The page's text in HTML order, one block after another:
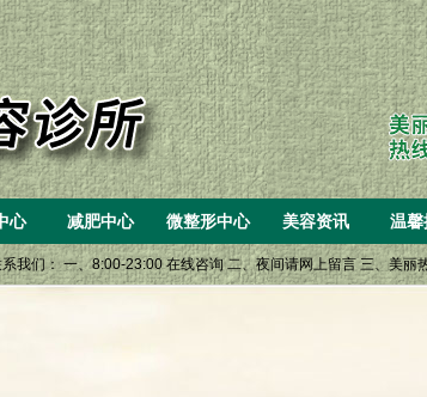
心 减肥中心 微整形中心 美容资讯 温馨
我们： 一、8:00-23:00 在线咨询 二、夜间请网上留言 三、美